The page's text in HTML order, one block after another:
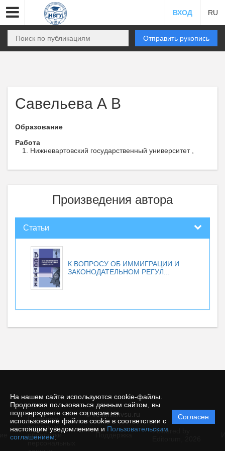
На нашем сайте используются cookie-файлы.
Продолжая пользоваться данным сайтом, вы
подтверждаете свое согласие на
использование файлов cookie в соответствии с
настоящим уведомлением и Пользовательским
соглашением
Согласен
ВХОД RU
Отправить рукопись
Савельева А В
Образование
Работа
Нижневартовский государственный университет ,
Произведения автора
Статьи
К ВОПРОСУ ОБ ИММИГРАЦИИ И
ЗАКОНОДАТЕЛЬНОМ РЕГУЛ...
© vestnik.nvsu.ru
Политика
защиты и
обработки
Powered by